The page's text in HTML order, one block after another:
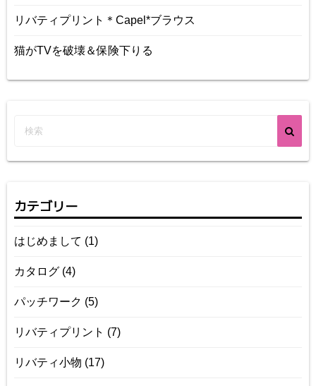
リバティプリント＊Capel*ブラウス
猫がTVを破壊＆保険下りる
カテゴリー
はじめまして (1)
カタログ (4)
パッチワーク (5)
リバティプリント (7)
リバティ小物 (17)